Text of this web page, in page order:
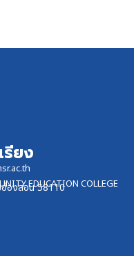
รียง
EDUCATION COLLEGE
ฮ่องสอน 58110